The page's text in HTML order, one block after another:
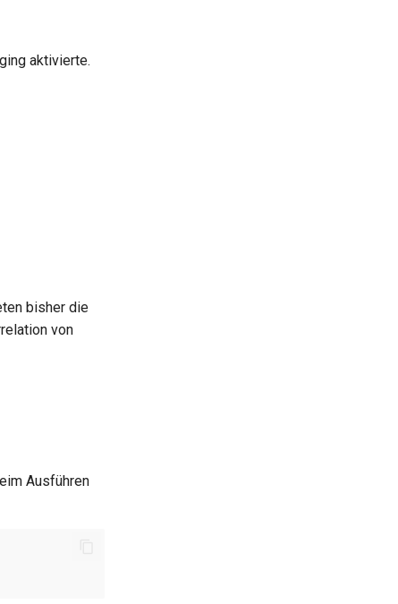
aktivierte.
bisher die
von
Ausführen